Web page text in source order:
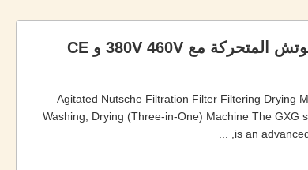
فولاذ المقاوم للصدأ 304/316 مجفف فلتر النوتش المتحركة مع 380V 460V و CE
Agitated Nutsche Filtration Filter Filtering Drying
Washing, Drying (Three-in-One) Machine The GXG
is an